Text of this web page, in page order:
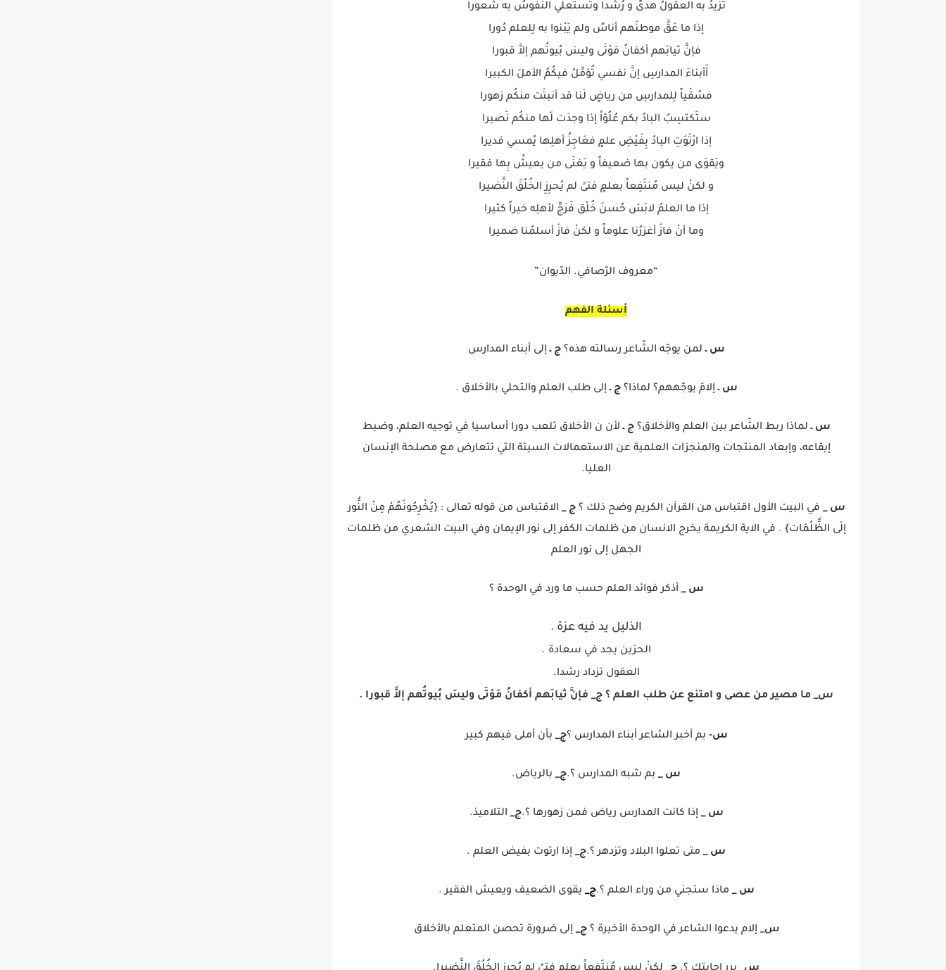
تَزيدُ به العقولُ هدىً و رُشْدا وتَستعلي النُّفوسُ به شعورا
إذا ما عَقَّ موطنَهم أناسٌ ولم يَبْنوا به لِلعلم دُورا
فإنَّ ثيابَهم أكفانُ مَوْتَى وليسَ بُيوتُهم إلاَّ قبورا
أَأبناءَ المدارسِ إنَّ نفسي تُؤمِّلُ فيكُمُ الأملَ الكبيرا
فسُقْياً لِلمدارسِ من رياضٍ لَنا قد أنبتَت منكُم زهورا
ستَكتسِبُ البادُ بكم عُلُوّاً إذا وجدَت لَها منكُم نَصيرا
إذا ارْتَوَتِ البادُ بِفَيْضِ علمٍ فعَاجِزُ أهلِها يُمسي قديرا
ويَقوَى من يكون بها ضعيفاً و يَغنَى من يعيشُ بِها فقيرا
و لكنْ ليس مُنتَفِعاً بعلمٍ فتىً لم يُحرِزِ الخُلُقَ النَّضيرا
إذا ما العلمُ لابَسَ حُسنَ خُلْق فَرَجِّ لأهلِه خيراً كثيرا
وما أنْ فازَ أغزرُنا علوماً و لكنْ فازَ أسلمُنا ضميرا
“معروف الرّصافي. الدّيوان”
أسئلة الفهم
س ـلمن يوجّه الشّاعر رسالته هذه؟ج ـإلى أبناء المدارس
س ـإلامَ يوجّههم؟ لماذا؟ج ـإلى طلب العلم والتحلي بالأخلاق .
س ـلماذا ربط الشّاعر بين العلم والأخلاق؟ج ـلأن ن الأخلاق تلعب دورا أساسيا في توجيه العلم، وضبط
إيقاعه، وإبعاد المنتجات والمنجزات العلمية عن الاستعمالات السيئة التي تتعارض مع مصلحة الإنسان
العليا.
س _ في البيت الأول اقتباس من القرآن الكريم وضح ذلك ؟ج _ الاقتباس من قوله تعالى : {يُخْرِجُونَهُمْ مِنْ النُّور
إلَى الظُّلُمَات} . في الاية الكريمة يخرج الانسان من ظلمات الكفر إلى نور الإيمان وفي البيت الشعري من ظلمات
الجهل إلى نور العلم
س _ أذكر فوائد العلم حسب ما ورد في الوحدة ؟
الذليل يد فيه عزة .
الحزين يجد في سعادة .
العقول تزداد رشدا.
س_ ما مصير من عصى و امتنع عن طلب العلم ؟ ج_ فإنَّ ثيابَهم أكفانُ مَوْتَى وليسَ بُيوتُهم إلاَّ قبورا .
س- بم أخبر الشاعر أبناء المدارس ؟ج_ بأن أملى فيهم كبير
س _ بم شبه المدارس ؟.ج_ بالرياض.
س _ إذا كانت المدارس رياض فمن زهورها ؟.ج_ التلاميذ.
س _ متى تعلوا البلاد وتزدهر ؟.ج_ إذا ارتوت بفيض العلم .
س _ ماذا ستجني من وراء العلم ؟.ج_ يقوى الضعيف ويعيش الفقير .
س_ إلام يدعوا الشاعر في الوحدة الأخيرة ؟ج_ إلى ضرورة تحصن المتعلم بالأخلاق